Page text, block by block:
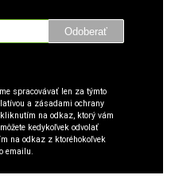
Odoberať
spracovávať len za týmto
a zásadami ochrany
na odkaz, ktorý vám
kedykoľvek odvolať
na odkaz z ktoréhokoľvek
emailu.